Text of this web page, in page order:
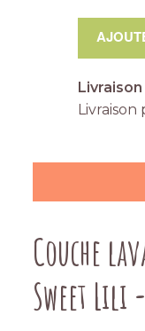
Couche
Sweet Lili